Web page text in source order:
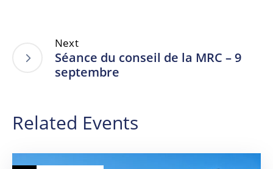
Next
Séance du conseil de la MRC – 9
septembre
Related Events